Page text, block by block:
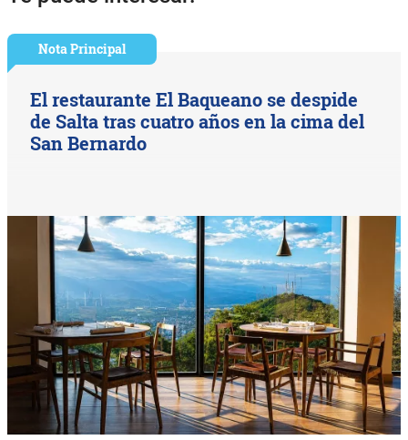
Nota Principal
El restaurante El Baqueano se despide
de Salta tras cuatro años en la cima del
San Bernardo